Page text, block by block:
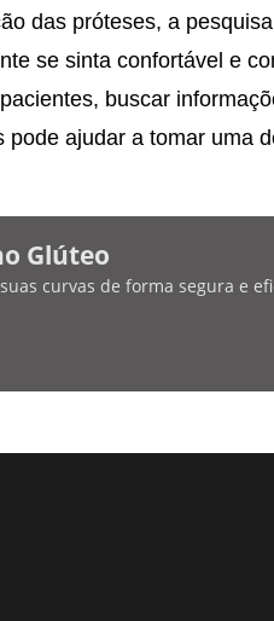
das próteses, a
se sinta confortável e
buscar
ajudar a tomar uma
Glúteo
curvas de forma segura e